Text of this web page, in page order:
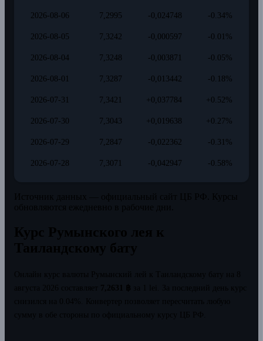
2026-08-06 7,2995 -0,024748 -0.34%
2026-08-05 7,3242 -0,000597 -0.01%
2026-08-04 7,3248 -0,003871 -0.05%
2026-08-01 7,3287 -0,013442 -0.18%
2026-07-31 7,3421 +0,037784 +0.52%
2026-07-30 7,3043 +0,019638 +0.27%
2026-07-29 7,2847 -0,022362 -0.31%
2026-07-28 7,3071 -0,042947 -0.58%